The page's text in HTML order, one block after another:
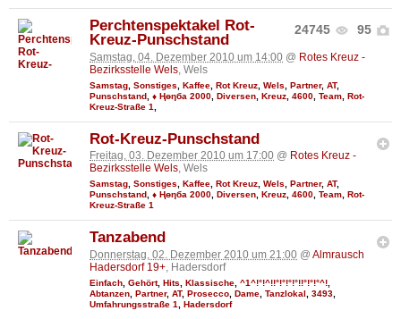
24745 95
Perchtenspektakel Rot-
Kreuz-Punschstand
Samstag, 04. Dezember 2010 um 14:00 @ Rotes Kreuz -
Bezirksstelle Wels, Wels
Samstag Sonstiges Kaffee Rot Kreuz Wels Partner, AT,
Punschstand ♦ Ңөηба 2000 Diversen Kreuz 4600 Team Rot-
Kreuz-Straße 1
Rot-Kreuz-Punschstand
Freitag, 03. Dezember 2010 um 17:00 @ Rotes Kreuz -
Bezirksstelle Wels, Wels
Samstag, Sonstiges, Kaffee, Rot Kreuz, Wels, Partner, AT,
Punschstand, ♦ Ңөηба 2000, Diversen, Kreuz, 4600, Team, Rot-
Kreuz-Straße 1
Tanzabend
Donnerstag, 02. Dezember 2010 um 21:00 @ Almrausch
Hadersdorf 19+ , Hadersdorf
Einfach Gehört, Hits Klassische ^1^!°!^!!°!°!°!°!!°!°!°^!
Abtanzen Partner, AT, Prosecco Dame Tanzlokal 3493
Umfahrungsstraße 1
Hadersdorf